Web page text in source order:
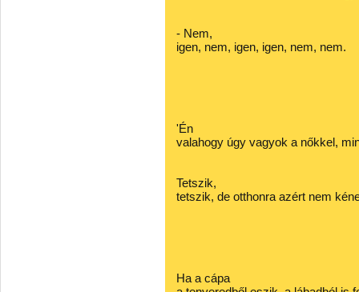
- Nem,
igen, nem, igen, igen, nem, nem.
'Én
valahogy úgy vagyok a nőkkel,
Tetszik,
tetszik, de otthonra azért nem
Ha a cápa